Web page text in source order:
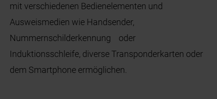
mit verschiedenen Bedienelementen und
Ausweismedien wie Handsender,
Nummernschilderkennung oder
Induktionsschleife, diverse Transponderkarten oder
dem Smartphone ermöglichen.